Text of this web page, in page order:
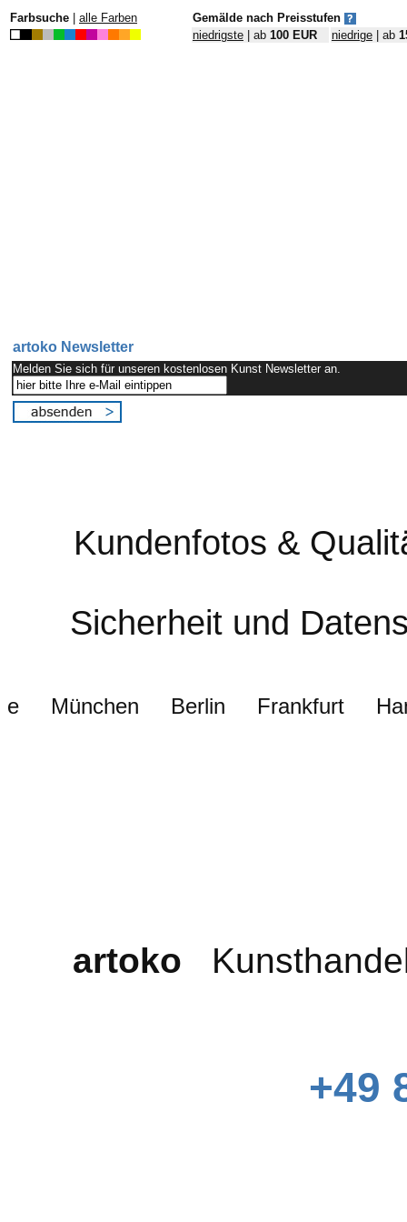
Farbsuche alle Farben
Gemälde nach Preisstufen
niedrigste | ab 100 EUR niedrige | ab
artoko Newsletter
Melden Sie sich für unseren kostenlosen Kunst Newsletter an.
Kundenfotos &
Sicherheit und
e München Berlin Frankfurt
artoko